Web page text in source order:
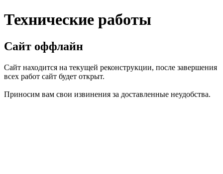
Технические работы
Сайт оффлайн
Сайт находится на текущей реконструкции, после завершения
всех работ сайт будет открыт.
Приносим вам свои извинения за доставленные неудобства.